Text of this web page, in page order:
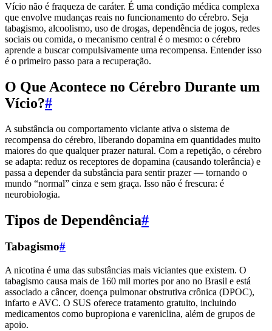
Vício não é fraqueza de caráter. É uma condição médica complexa
que envolve mudanças reais no funcionamento do cérebro. Seja
tabagismo, alcoolismo, uso de drogas, dependência de jogos, redes
sociais ou comida, o mecanismo central é o mesmo: o cérebro
aprende a buscar compulsivamente uma recompensa. Entender isso
é o primeiro passo para a recuperação.
O Que Acontece no Cérebro Durante um
Vício?#
A substância ou comportamento viciante ativa o sistema de
recompensa do cérebro, liberando dopamina em quantidades muito
maiores do que qualquer prazer natural. Com a repetição, o cérebro
se adapta: reduz os receptores de dopamina (causando tolerância) e
passa a depender da substância para sentir prazer — tornando o
mundo “normal” cinza e sem graça. Isso não é frescura: é
neurobiologia.
Tipos de Dependência#
Tabagismo#
A nicotina é uma das substâncias mais viciantes que existem. O
tabagismo causa mais de 160 mil mortes por ano no Brasil e está
associado a câncer, doença pulmonar obstrutiva crônica (DPOC),
infarto e AVC. O SUS oferece tratamento gratuito, incluindo
medicamentos como bupropiona e vareniclina, além de grupos de
apoio.